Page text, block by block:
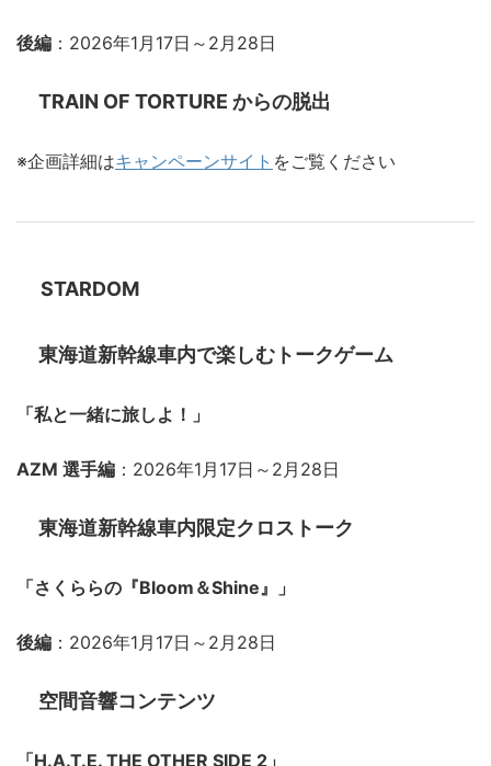
後編 ：2026年1月17日～2月28日
TRAIN OF TORTURE からの脱出
※企画詳細はキャンペーンサイト をご覧ください
STARDOM
東海道新幹線車内で楽しむトークゲーム
「私と一緒に旅しよ！」
AZM 選手編 ：2026年1月17日～2月28日
東海道新幹線車内限定クロストーク
「さくららの『Bloom＆Shine』」
後編 ：2026年1月17日～2月28日
空間音響コンテンツ
「H.A.T.E. THE OTHER SIDE 2」